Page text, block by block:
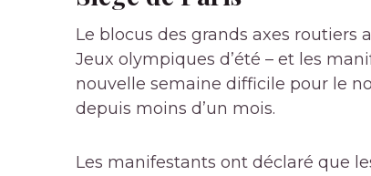
Le blocus des grands axes routiers
Jeux olympiques d’été – et les
nouvelle semaine difficile pour le
depuis moins d’un mois.
Les manifestants ont déclaré que